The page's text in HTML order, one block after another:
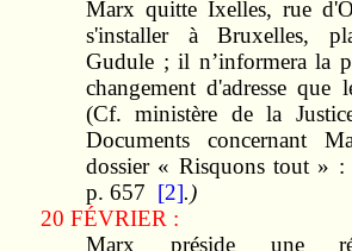
Marx quitte Ixelles, rue
s'installer à Bruxelles,
Gudule ; il n’informera la
changement d'adresse que
(Cf. ministère de la
Documents concernant
dossier « Risquons tout »
p. 657 [2].)
20 FÉVRIER :
Marx préside une